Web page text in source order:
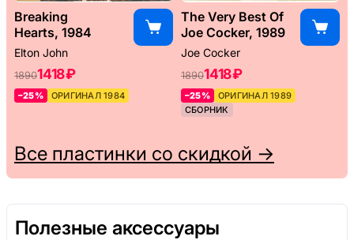
Breaking
Hearts, 1984
Elton John
18901418 ₽
–25% ОРИГИНАЛ 1984
The Very Best Of
Joe Cocker, 1989
Joe Cocker
18901418 ₽
–25%
ОРИГИНАЛ 1989
СБОРНИК
Все пластинки со скидкой →
Полезные аксессуары